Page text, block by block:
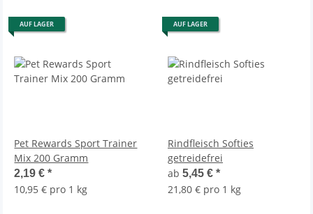
AUF LAGER
Pet Rewards Sport Trainer
Mix 200 Gramm
2,19 €*
10,95 € pro 1 kg
AUF LAGER
Rindfleisch Softies
getreidefrei
ab 5,45 € *
21,80 € pro 1 kg